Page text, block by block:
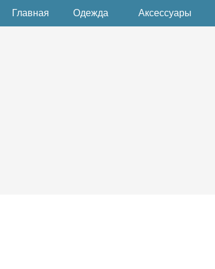
Главная Одежда Аксессуары